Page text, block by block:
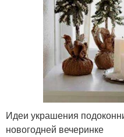
Идеи украшения
новогодней вечеринке